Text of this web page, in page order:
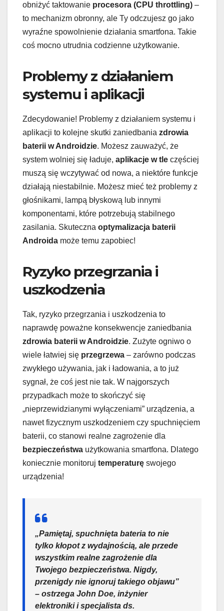
obniżyć taktowanie procesora (CPU throttling) –
to mechanizm obronny, ale Ty odczujesz go jako
wyraźne spowolnienie działania smartfona. Takie
coś mocno utrudnia codzienne użytkowanie.
Problemy z działaniem
systemu i aplikacji
Zdecydowanie! Problemy z działaniem systemu i
aplikacji to kolejne skutki zaniedbania zdrowia
baterii w Androidzie. Możesz zauważyć, że
system wolniej się ładuje, aplikacje w tle częściej
muszą się wczytywać od nowa, a niektóre funkcje
działają niestabilnie. Możesz mieć też problemy z
głośnikami, lampą błyskową lub innymi
komponentami, które potrzebują stabilnego
zasilania. Skuteczna optymalizacja baterii
Androida może temu zapobiec!
Ryzyko przegrzania i
uszkodzenia
Tak, ryzyko przegrzania i uszkodzenia to
naprawdę poważne konsekwencje zaniedbania
zdrowia baterii w Androidzie. Zużyte ogniwo o
wiele łatwiej się przegrzewa – zarówno podczas
zwykłego używania, jak i ładowania, a to już
sygnał, że coś jest nie tak. W najgorszych
przypadkach może to skończyć się
„nieprzewidzianymi wyłączeniami” urządzenia, a
nawet fizycznym uszkodzeniem czy spuchnięciem
baterii, co stanowi realne zagrożenie dla
bezpieczeństwa użytkowania smartfona. Dlatego
koniecznie monitoruj temperaturę swojego
urządzenia!
„Pamiętaj, spuchnięta bateria to nie
tylko kłopot z wydajnością, ale przede
wszystkim realne zagrożenie dla
Twojego bezpieczeństwa. Nigdy,
przenigdy nie ignoruj takiego objawu”
– ostrzega John Doe, inżynier
elektroniki i specjalista ds.